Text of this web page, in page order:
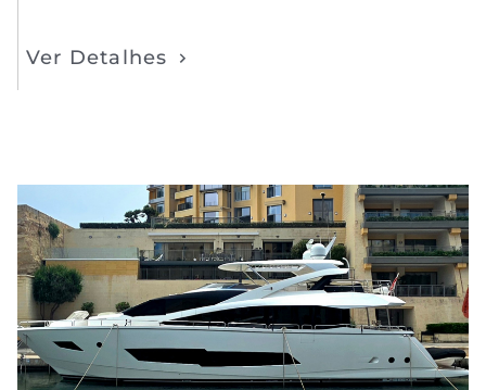
Ver Detalhes